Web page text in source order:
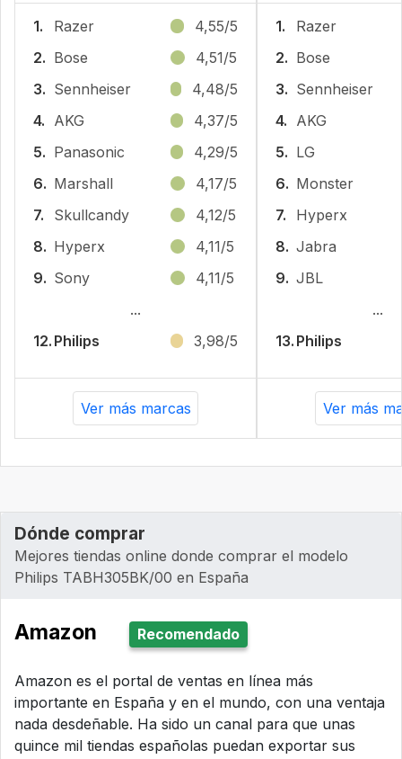
1. Razer
4,55/5
2. Bose
4,51/5
3. Sennheiser
4,48/5
4. AKG
4,37/5
5. Panasonic
4,29/5
6. Marshall
4,17/5
7.
Skullcandy
4,12/5
8. Hyperx
4,11/5
9. Sony
4,11/5
...
12. Philips 3,98/5
Ver más marcas
1.
Razer
2. Bose
3. Sennheiser
4. AKG
5. LG
6. Monster
7.
Hyperx
8. Jabra
9. JBL
...
13. Philips
Ver más
Dónde comprar
Mejores tiendas online donde comprar el modelo
Philips ‎TABH305BK/00 en España
Amazon Recomendado
Amazon es el portal de ventas en línea más
importante en España y en el mundo, con una ventaja
nada desdeñable. Ha sido un canal para que unas
quince mil tiendas españolas puedan exportar sus